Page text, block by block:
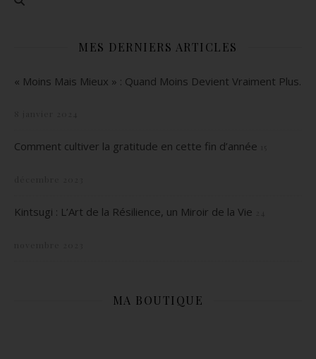
MES DERNIERS ARTICLES
« Moins Mais Mieux » : Quand Moins Devient Vraiment Plus.
Comment cultiver la gratitude en cette fin d’année
Kintsugi : L’Art de la Résilience, un Miroir de la Vie
MA BOUTIQUE